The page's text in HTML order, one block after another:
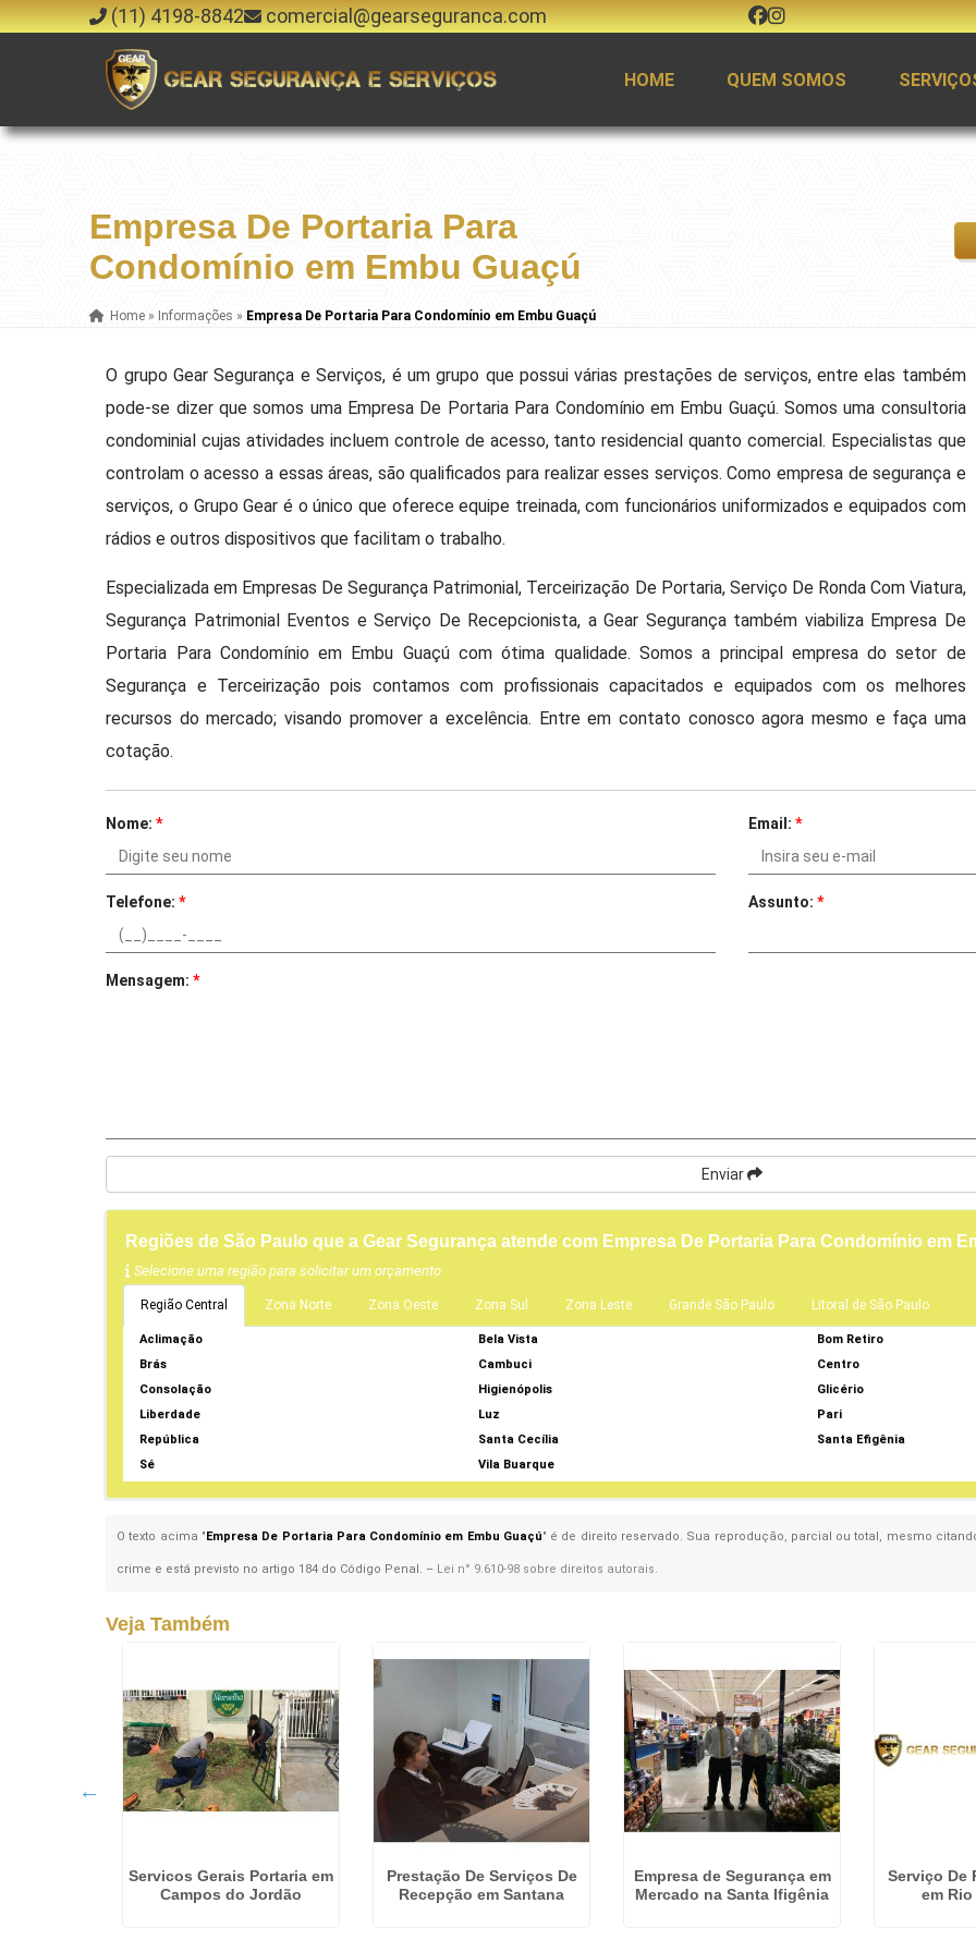
(11) 4198-8842 comercial@gearseguranca.com
HOME QUEM SOMOS
Empresa De Portaria Para
Condomínio em Embu Guaçú
Home » Informações » Empresa De Portaria Para Condomínio em Embu Guaçú
O grupo Gear Segurança e Serviços, é um grupo que possui várias prestações de serviços, entre elas também
pode-se dizer que somos uma Empresa De Portaria Para Condomínio em Embu Guaçú. Somos uma consultoria
condominial cujas atividades incluem controle de acesso, tanto residencial quanto comercial. Especialistas que
controlam o acesso a essas áreas, são qualificados para realizar esses serviços. Como empresa de segurança e
serviços, o Grupo Gear é o único que oferece equipe treinada, com funcionários uniformizados e equipados com
rádios e outros dispositivos que facilitam o trabalho.
Especializada em Empresas De Segurança Patrimonial, Terceirização De Portaria, Serviço De Ronda Com Viatura,
Segurança Patrimonial Eventos e Serviço De Recepcionista, a Gear Segurança também viabiliza Empresa De
Portaria Para Condomínio em Embu Guaçú com ótima qualidade. Somos a principal empresa do setor de
Segurança e Terceirização pois contamos com profissionais capacitados e equipados com os melhores
recursos do mercado; visando promover a excelência. Entre em contato conosco agora mesmo e faça uma
cotação.
Nome:* Email: *
Telefone:* Assunto: *
Mensagem:*
Enviar
Regiões de São Paulo que a Gear Segurança atende com Empresa De Portaria Para Condomínio em
Selecione uma região para solicitar um orçamento
Região Central Zona Norte Zona Oeste Zona Sul Zona Leste Grande São Paulo Litoral de São Paulo
Aclimação Bela Vista
Bom Retiro
Brás
Cambuci
Centro
Consolação
Higienópolis
Glicério
Liberdade
Luz
Pari
República
Santa Cecília
Santa Efigênia
Sé
Vila Buarque
O texto acima "Empresa De Portaria Para Condomínio em Embu Guaçú" é de direito reservado. Sua reprodução, parcial ou total, mesmo
crime e está previsto no artigo 184 do Código Penal. – Lei n° 9.610-98 sobre direitos autorais.
Veja Também
Servicos Gerais Portaria em
Campos do Jordão
Prestação De Serviços De
Recepção em Santana
Empresa de Segurança em
Mercado na Santa Ifigênia
Serviço De
em